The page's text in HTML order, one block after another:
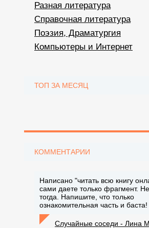
Разная литература
Справочная литература
Поэзия, Драматургия
Компьютеры и Интернет
ТОП ЗА МЕСЯЦ
КОММЕНТАРИИ
Написано "читать всю книгу
сами даете только фрагмент.
тогда. Напишите, что только
ознакомительная часть и баста!
Случайные соседи - Лина